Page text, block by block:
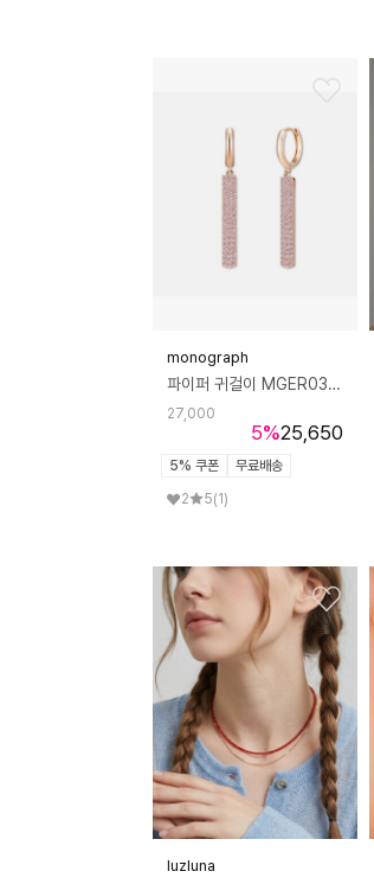
monograph
파이퍼 귀걸이 MGER0399 14K Gold Plated (로즈골드+핑크 큐빅)
5%
27,000
25,650
5% 쿠폰
무료배송
2
5(1)
luzluna